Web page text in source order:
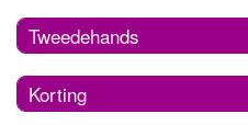
Tweedehands
Korting